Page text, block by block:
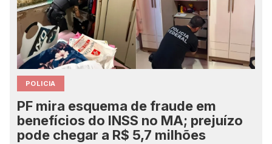
POLICIA
PF mira esquema de fraude em
benefícios do INSS no MA; prejuízo
pode chegar a R$ 5,7 milhões